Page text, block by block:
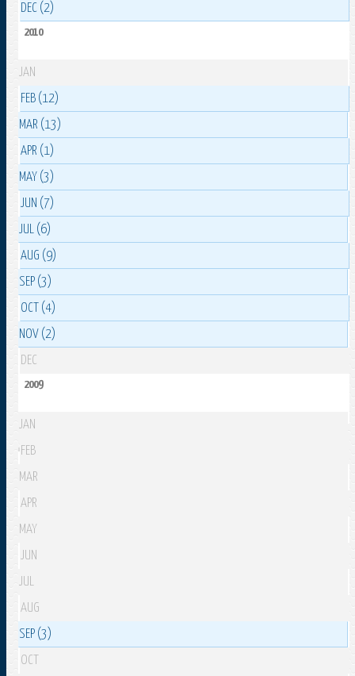
DEC (2)
2010
JAN
FEB (12)
MAR (13)
APR (1)
MAY (3)
JUN (7)
JUL (6)
AUG (9)
SEP (3)
OCT (4)
NOV (2)
DEC
2009
JAN
FEB
MAR
APR
MAY
JUN
JUL
AUG
SEP (3)
OCT